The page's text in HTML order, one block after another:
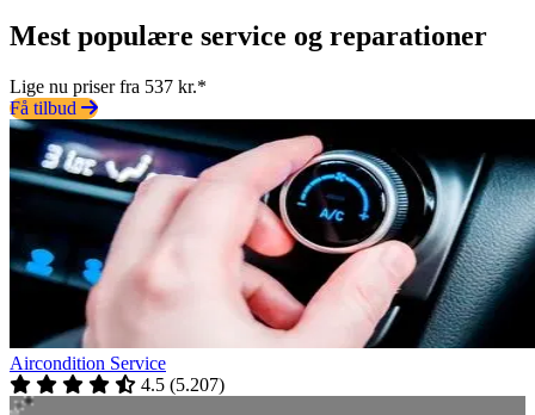
Mest populære service og reparationer
Lige nu priser fra 537 kr.*
Få tilbud
Aircondition Service
4.5 (5.207)